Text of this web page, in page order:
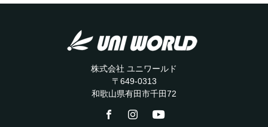
株式会社 ユニワールド
〒649-0313
和歌山県有田市千田72